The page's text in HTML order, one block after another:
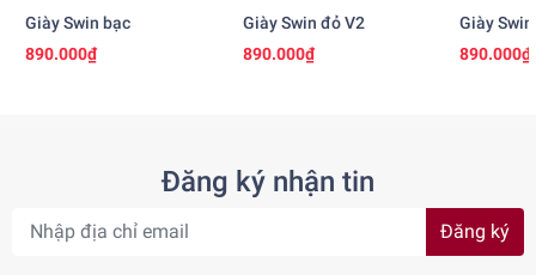
Giày Swin bạc
890.000₫
Giày Swin đỏ V2
890.000₫
Giày
890.000₫
Đăng ký nhận tin
Đăng ký